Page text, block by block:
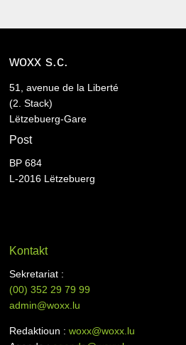
woxx s.c.
51, avenue de la Liberté
(2. Stack)
Lëtzebuerg-Gare
Post
BP 684
L-2016 Lëtzebuerg
Kontakt
Sekretariat :
(00)352 29 79 99
admin@woxx.lu
Redaktioun :woxx@woxx.lu